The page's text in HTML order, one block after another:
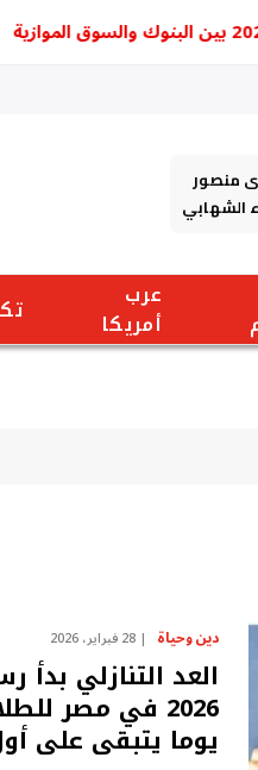
منصور
الشهابي
عرب
أمريكا
دين وحياة 28 فبراير، 2026
العد التنازلي
2026 في مصر
يوما يتبقى على